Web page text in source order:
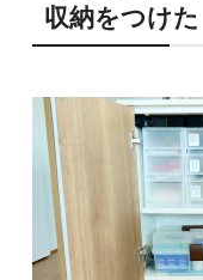
収納をつけた